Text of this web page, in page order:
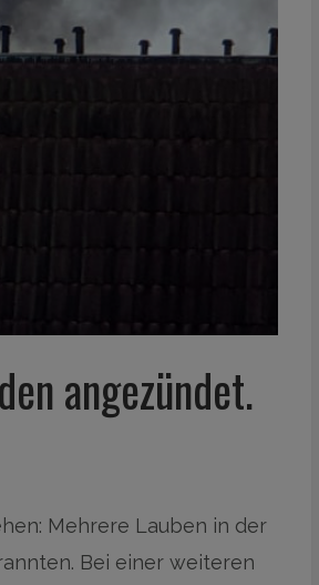
angezündet.
Mehrere Lauben in der
Bei einer weiteren